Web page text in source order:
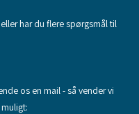
har du flere spørgsmål til
os en mail - så vender vi